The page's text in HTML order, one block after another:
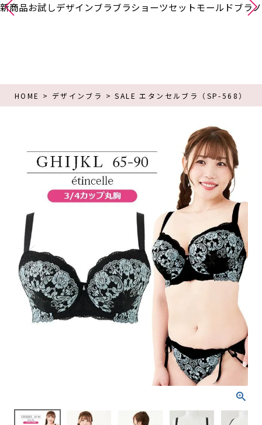
新商品お試しデザインブラブラショーツセットモールドブラ
HOME デザインブラ SALE エタンセルブラ（SP-568）